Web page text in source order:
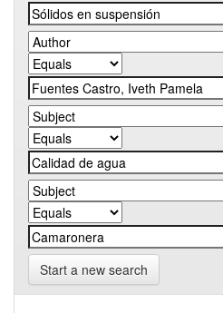
Start a new search